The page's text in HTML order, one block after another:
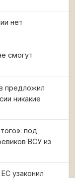
нет
смогут
предложил
никакие
под
ВСУ из
узаконил